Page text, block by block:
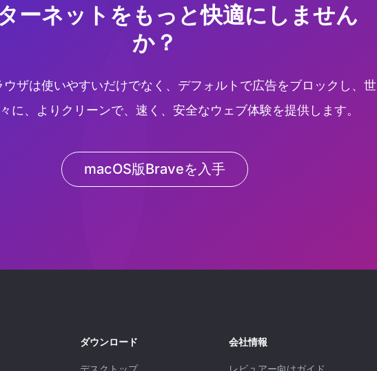
ーネットをもっと快適にしません
か？
ザは使いやすいだけでなく、デフォルトで広告をブロックし、世
に、よりクリーンで、速く、安全なウェブ体験を提供します。
macOS版Braveを入手
ダウンロード 会社情報